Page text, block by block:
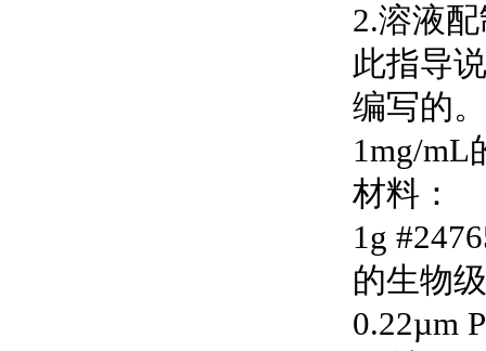
2.溶液
此指导
编写的
1mg/mL
材料：
1g
的生物
0.22µm